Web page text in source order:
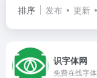
排序 发布 更新
识字体网